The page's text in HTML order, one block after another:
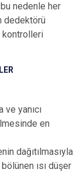
nedenle her
dedektörü
kontrolleri
ve yanıcı
en
dağıtılmasıyla
ısı düşer